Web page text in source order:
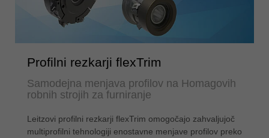
Profilni rezkarji flexTrim
Samodejna menjava profilov na Homagovih
robnih strojih za furniranje
Leitzovi profilni rezkarji flexTrim omogočajo zahvaljujoč
multiprofilni tehnologiji enostavne menjave profilov preko